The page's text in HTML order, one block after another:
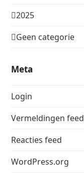
2025
Geen categorie
Meta
Login
Vermeldingen feed
Reacties feed
WordPress.org